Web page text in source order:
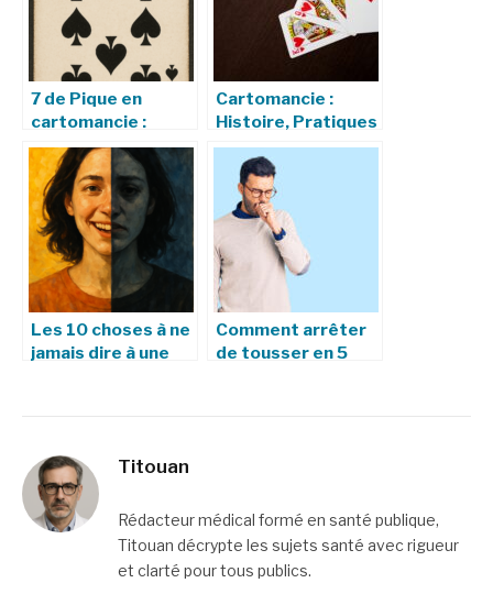
7 de Pique en
cartomancie :
significations et
interprétations
Cartomancie :
Histoire, Pratiques
et Exemples
Concrets de
Divination par les
Cartes
Les 10 choses à ne
jamais dire à une
Comment arrêter
de tousser en 5
Titouan
Rédacteur médical formé en santé publique,
Titouan décrypte les sujets santé avec rigueur
et clarté pour tous publics.